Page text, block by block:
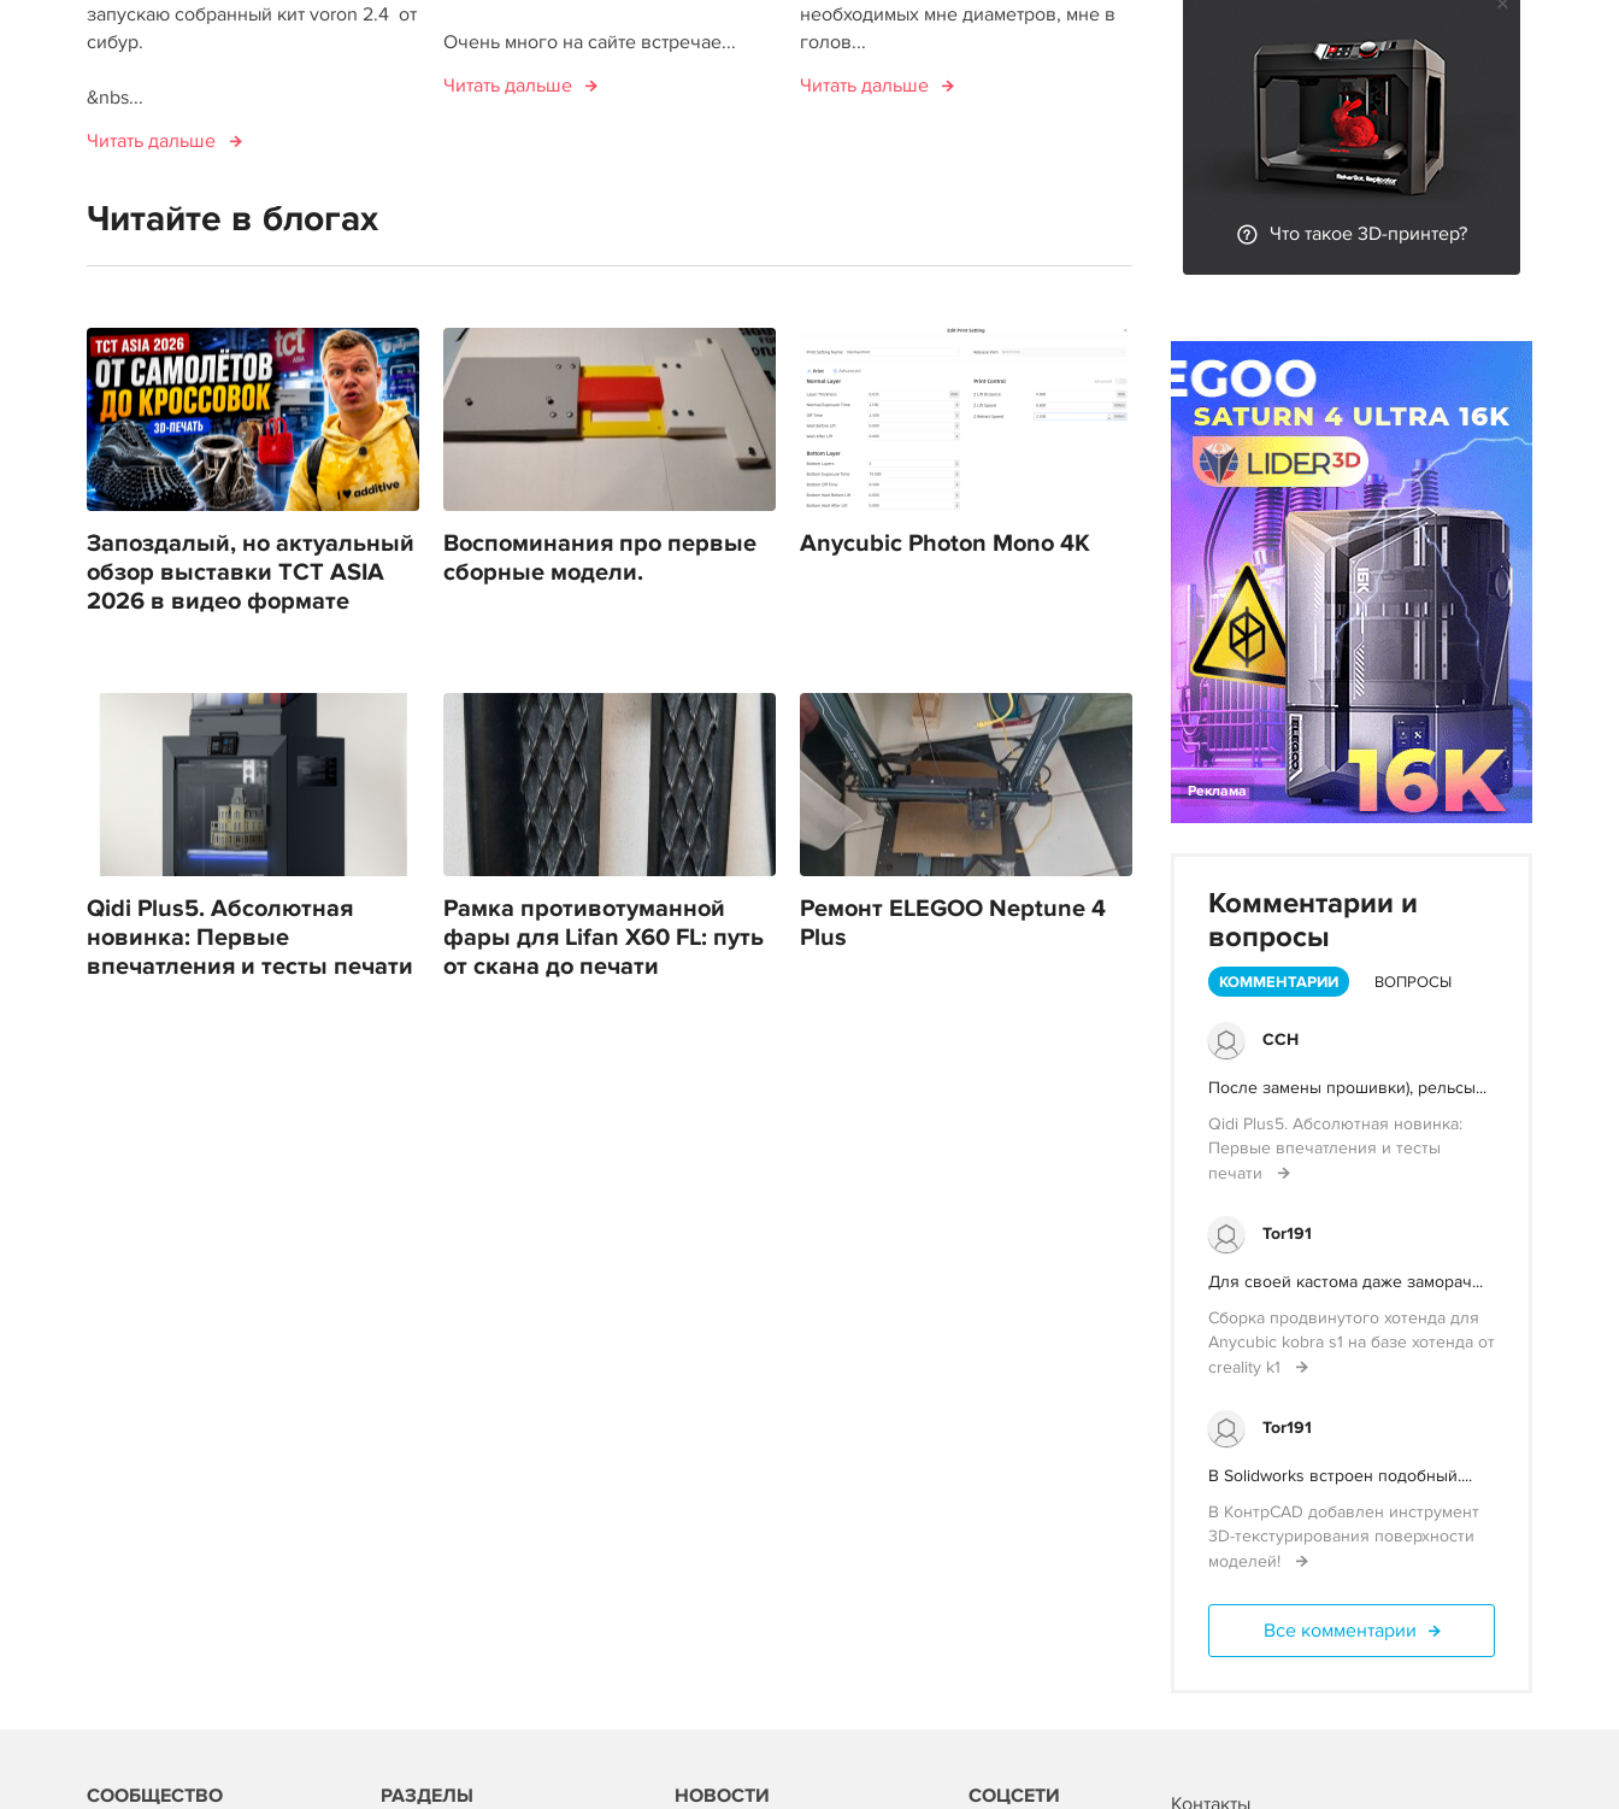
запускаю собранный кит voron 2.4 от
сибур.
&nbs...
Читать дальше
Очень много на сайте встречае...
Читать дальше
необходимых мне диаметров, мне в
голов...
Читать дальше
Читайте в блогах
Запоздалый, но актуальный
обзор выставки TCT ASIA
2026 в видео формате
Воспоминания про первые
сборные модели.
Anycubic Photon Mono 4K
Qidi Plus5. Абсолютная
новинка: Первые
впечатления и тесты печати
Рамка противотуманной
фары для Lifan X60 FL: путь
от скана до печати
Ремонт ELEGOO Neptune 4
Plus
Что такое 3D-принтер?
Реклама
Комментарии и
вопросы
КОММЕНТАРИИ ВОПРОСЫ
ССН
После замены прошивки), рельсы...
Qidi Plus5. Абсолютная новинка:
Первые впечатления и тесты
печати
Tor191
Для своей кастома даже заморач...
Сборка продвинутого хотенда для
Anycubic kobra s1 на базе хотенда от
creality k1
Tor191
В Solidworks встроен подобный....
В КонтрCAD добавлен инструмент
3D-текстурирования поверхности
моделей!
Все комментарии
СООБЩЕСТВО РАЗДЕЛЫ НОВОСТИ СОЦСЕТИ Контакты